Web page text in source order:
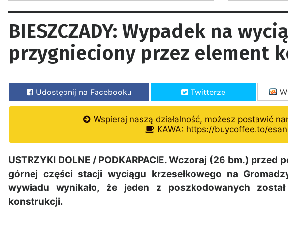
BIESZCZADY: Wypadek na
przygnieciony przez element
Udostępnij na Facebooku Twitterze
Wspieraj naszą działalność, możesz postawić
KAWA: https://buycoffee.to/
USTRZYKI DOLNE / PODKARPACIE. Wczoraj (26 bm.) przed
górnej części stacji wyciągu krzesełkowego na
wywiadu wynikało, że jeden z poszkodowanych
konstrukcji.